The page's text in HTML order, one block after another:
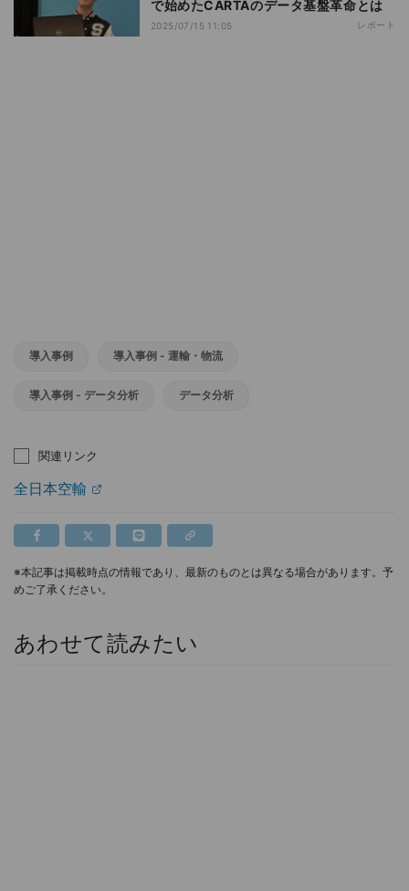
で始めたCARTAのデータ基盤革命とは
2025/07/15 11:05 レポート
導入事例 導入事例 - 運輸・物流
導入事例 - データ分析 データ分析
関連リンク
全日本空輸
※本記事は掲載時点の情報であり、最新のものとは異なる場合があります。予
めご了承ください。
あわせて読みたい